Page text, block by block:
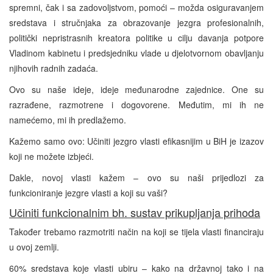
spremni, čak i sa zadovoljstvom, pomoći – možda osiguravanjem
sredstava i stručnjaka za obrazovanje jezgra profesionalnih,
politički nepristrasnih kreatora politike u cilju davanja potpore
Vladinom kabinetu i predsjedniku vlade u djelotvornom obavljanju
njihovih radnih zadaća.
Ovo su naše ideje, ideje međunarodne zajednice. One su
razrađene, razmotrene i dogovorene. Međutim, mi ih ne
namećemo, mi ih predlažemo.
Kažemo samo ovo: Učiniti jezgro vlasti efikasnijim u BiH je izazov
koji ne možete izbjeći.
Dakle, novoj vlasti kažem – ovo su naši prijedlozi za
funkcioniranje jezgre vlasti a koji su vaši?
Učiniti funkcionalnim bh. sustav prikupljanja prihoda
Također trebamo razmotriti način na koji se tijela vlasti financiraju
u ovoj zemlji.
60% sredstava koje vlasti ubiru – kako na državnoj tako i na